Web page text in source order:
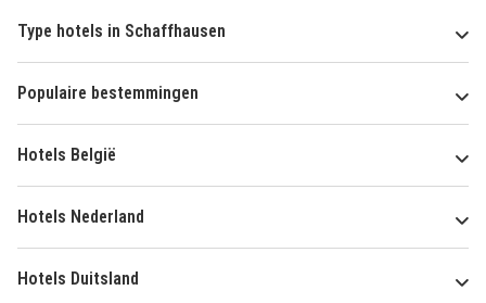
Type hotels in Schaffhausen
Populaire bestemmingen
Hotels België
Hotels Nederland
Hotels Duitsland